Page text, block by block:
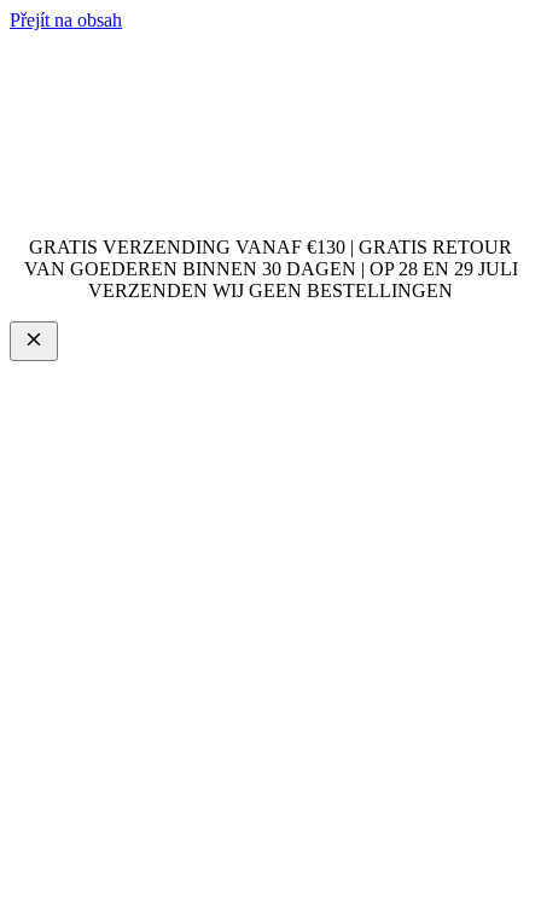
Přejít na obsah
GRATIS VERZENDING VANAF €130 | GRATIS RETOUR
VAN GOEDEREN BINNEN 30 DAGEN | OP 28 EN 29 JULI
VERZENDEN WIJ GEEN BESTELLINGEN